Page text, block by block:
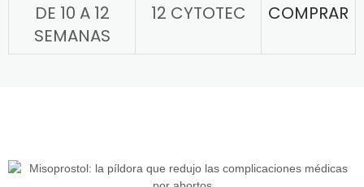
DE 10 A 12
SEMANAS
12 CYTOTEC COMPRAR